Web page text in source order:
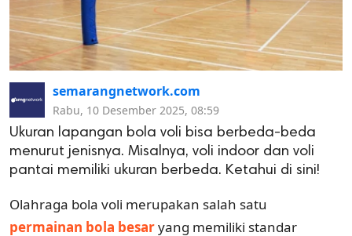
semarangnetwork.com
Rabu, 10 Desember 2025, 08:59
Ukuran lapangan bola voli bisa berbeda-beda
menurut jenisnya. Misalnya, voli indoor dan voli
pantai memiliki ukuran berbeda. Ketahui di sini!
Olahraga bola voli merupakan salah satu
permainan bola besaryang memiliki standar